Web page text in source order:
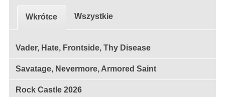
Wkrótce Wszystkie
Vader, Hate, Frontside, Thy Disease
Savatage, Nevermore, Armored Saint
Rock Castle 2026